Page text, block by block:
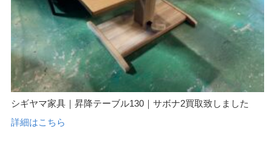
シギヤマ家具｜昇降テーブル130｜サボナ2買取致しました
詳細はこちら